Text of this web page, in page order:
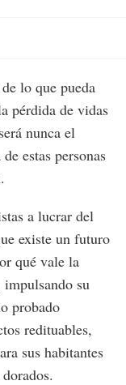
lo que pueda
pérdida de vidas
nunca el
estas personas
a lucrar del
existe un futuro
qué vale la
su
probado
redituables,
sus habitantes